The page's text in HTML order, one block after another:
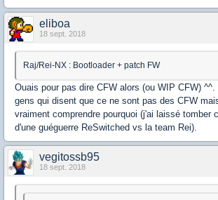
eliboa
18 sept. 2018
Raj/Rei-NX : Bootloader + patch FW
Ouais pour pas dire CFW alors (ou WIP CFW)
gens qui disent que ce ne sont pas des CFW
vraiment comprendre pourquoi (j'ai laissé tomber
d'une guéguerre ReSwitched vs la team Rei).
vegitossb95
18 sept. 2018